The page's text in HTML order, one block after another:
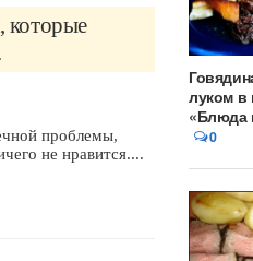
которые
проблемы,
не нравится....
луком в
«Блюда
0